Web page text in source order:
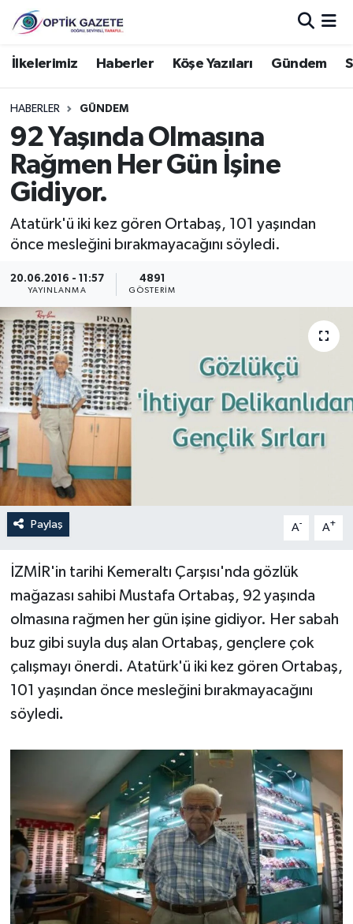
İlkelerimiz Haberler Köşe Yazıları Gündem
HABERLER GÜNDEM
92 Yaşında Olmasına
Rağmen Her Gün İşine
Gidiyor.
Atatürk'ü iki kez gören Ortabaş, 101 yaşından
önce mesleğini bırakmayacağını söyledi.
20.06.2016 - 11:57
YAYINLANMA
4891
GÖSTERIM
Paylaş A- A+
İZMİR'in tarihi Kemeraltı Çarşısı'nda gözlük
mağazası sahibi Mustafa Ortabaş, 92 yaşında
olmasına rağmen her gün işine gidiyor. Her sabah
buz gibi suyla duş alan Ortabaş, gençlere çok
çalışmayı önerdi. Atatürk'ü iki kez gören Ortabaş,
101 yaşından önce mesleğini bırakmayacağını
söyledi.
Nöbetçi Eczaneler
Hava Durumu
İstanbul Namaz Vakitleri
Trafik Durumu
Süper Lig Puan Durumu ve Fikstür
Haber Arşivi